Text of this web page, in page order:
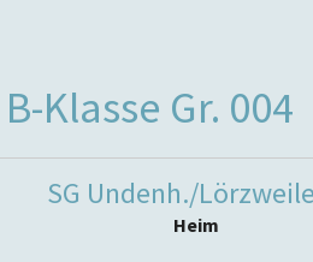
Klasse Gr. 004
SG Undenh./
Heim